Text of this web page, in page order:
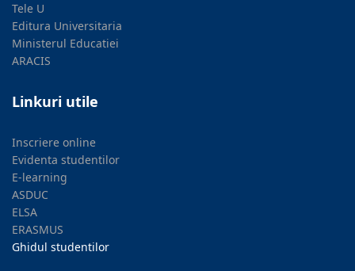
Tele U
Editura Universitaria
Ministerul Educatiei
ARACIS
Linkuri utile
Inscriere online
Evidenta studentilor
E-learning
ASDUC
ELSA
ERASMUS
Ghidul studentilor